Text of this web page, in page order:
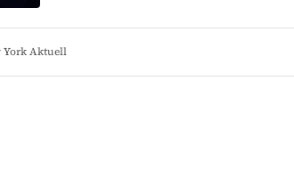
York Aktuell